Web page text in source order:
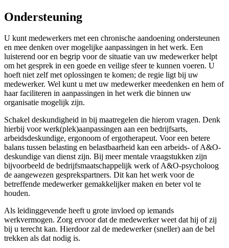
Ondersteuning
U kunt medewerkers met een chronische aandoening ondersteunen
en mee denken over mogelijke aanpassingen in het werk. Een
luisterend oor en begrip voor de situatie van uw medewerker helpt
om het gesprek in een goede en veilige sfeer te kunnen voeren. U
hoeft niet zelf met oplossingen te komen; de regie ligt bij uw
medewerker. Wel kunt u met uw medewerker meedenken en hem of
haar faciliteren in aanpassingen in het werk die binnen uw
organisatie mogelijk zijn.
Schakel deskundigheid in bij maatregelen die hierom vragen. Denk
hierbij voor werk(plek)aanpassingen aan een bedrijfsarts,
arbeidsdeskundige, ergonoom of ergotherapeut. Voor een betere
balans tussen belasting en belastbaarheid kan een arbeids- of A&O-
deskundige van dienst zijn. Bij meer mentale vraagstukken zijn
bijvoorbeeld de bedrijfsmaatschappelijk werk of A&O-psycholoog
de aangewezen gesprekspartners. Dit kan het werk voor de
betreffende medewerker gemakkelijker maken en beter vol te
houden.
Als leidinggevende heeft u grote invloed op iemands
werkvermogen. Zorg ervoor dat de medewerker weet dat hij of zij
bij u terecht kan. Hierdoor zal de medewerker (sneller) aan de bel
trekken als dat nodig is.